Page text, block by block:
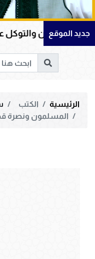
جديد الموقعوالتوكل على
الرئيسية الكتب
المسلمون ونصرة